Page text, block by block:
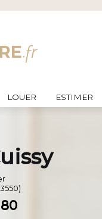
LOUER ESTIMER